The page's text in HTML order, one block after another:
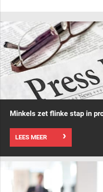
Minkels zet flinke stap in
LEES MEER